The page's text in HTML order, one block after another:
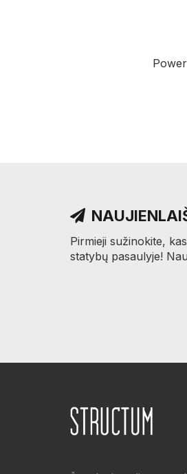
Pirmieji sužinokite,
statybų pasaulyje!